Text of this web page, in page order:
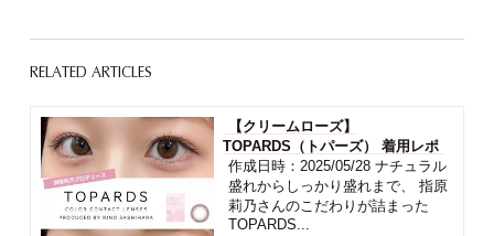
RELATED ARTICLES
【クリームローズ】
TOPARDS（トパーズ） 着用レポ
作成日時：2025/05/28 ナチュラル
盛れからしっかり盛れまで、 指原
莉乃さんのこだわりが詰まった
TOPARDS...